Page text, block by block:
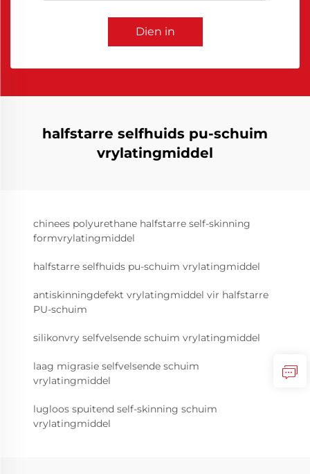
Dien in
halfstarre selfhuids pu-schuim
vrylatingmiddel
chinees polyurethane halfstarre self-skinning
formvrylatingmiddel
halfstarre selfhuids pu-schuim vrylatingmiddel
antiskinningdefekt vrylatingmiddel vir halfstarre
PU-schuim
silikonvry selfvelsende schuim vrylatingmiddel
laag migrasie selfvelsende schuim
vrylatingmiddel
lugloos spuitend self-skinning schuim
vrylatingmiddel